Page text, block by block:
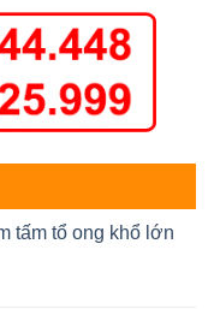
tấm tổ ong khổ lớn